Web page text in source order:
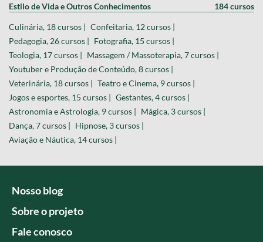
Estilo de Vida e Outros Conhecimentos 184 cursos
Culinária, 18 cursos | Confeitaria, 12 cursos |
Pedagogia, 26 cursos | Fotografia, 15 cursos |
Teologia, 17 cursos | Massagem / Massoterapia, 7 cursos |
Youtuber e Produção de Conteúdo, 8 cursos |
Veterinária, 18 cursos | Teatro e Cinema, 9 cursos |
Jogos e esportes, 15 cursos | Gestantes, 4 cursos |
Astronomia e Astrologia, 9 cursos | Mágica, 3 cursos |
Dança, 7 cursos | Hipnose, 3 cursos |
Aviação e Náutica, 14 cursos |
Nosso blog
Sobre o projeto
Fale conosco